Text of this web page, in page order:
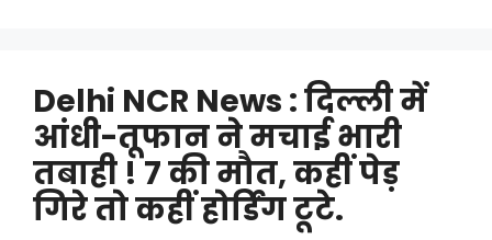
Delhi NCR News : दिल्ली में
आंधी-तूफान ने मचाई भारी
तबाही ! 7 की मौत, कहीं पेड़
गिरे तो कहीं होर्डिंग टूटे.